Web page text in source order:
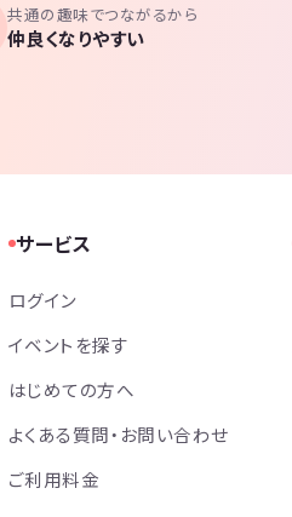
共通の趣味でつながるから
仲良くなりやすい
サービス
ログイン
イベントを探す
はじめての方へ
よくある質問・お問い合わせ
ご利用料金